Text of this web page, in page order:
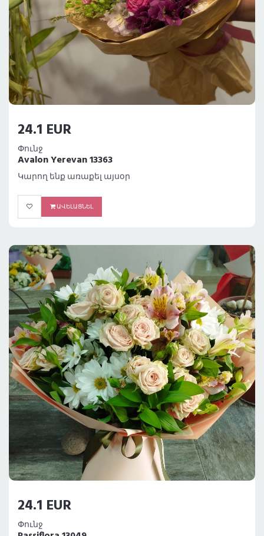
24.1 EUR
Փունջ
Avalon Yerevan 13363
Կարող ենք առաքել այսօր
ԱՎԵԼԱՑՆԵԼ
24.1 EUR
Փունջ